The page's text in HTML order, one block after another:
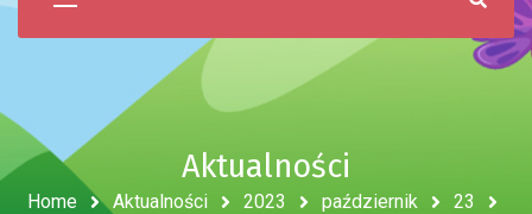
Aktualności
Home Aktualności 2023 październik
23